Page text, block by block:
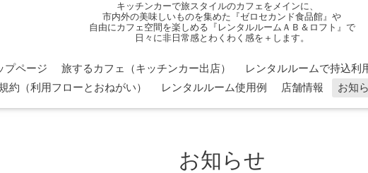
キッチンカーで旅スタイルのカフェをメインに、
市内外の美味しいものを集めた『ゼロセカンド食品館』や
自由にカフェ空間を楽しめる『レンタルルームＡＢ＆ロフト』で
日々に非日常感とわくわく感を＋します。
プページ 旅するカフェ（キッチンカー出店）
レンタルルームで持込利
約（利用フローとおねがい）
レンタルルーム使用例 店舗情報 お知
お知らせ